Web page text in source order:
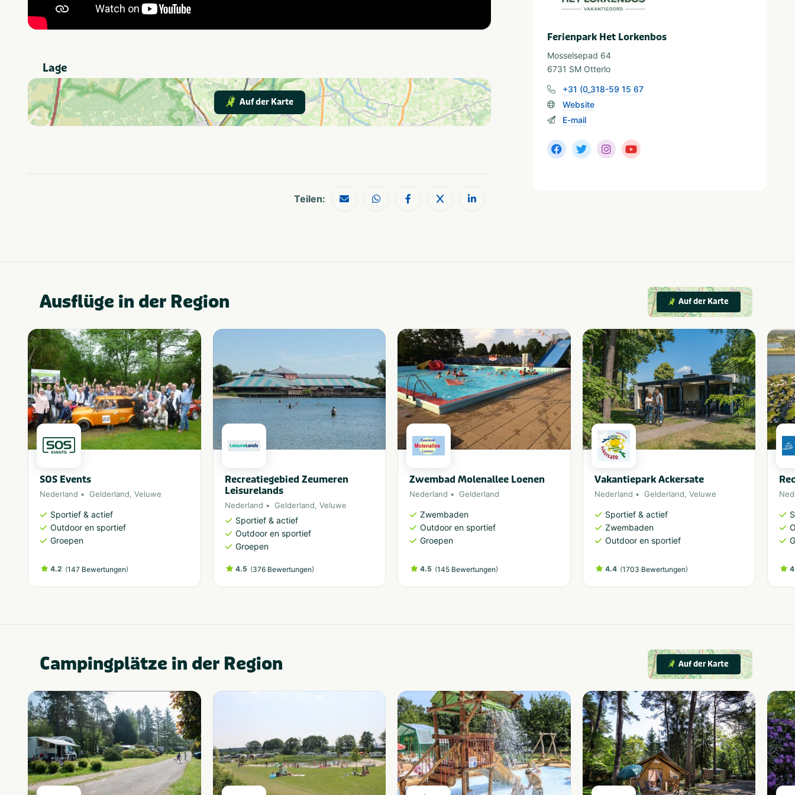
Lage
Auf der Karte
Teilen:
Ferienpark Het Lorkenbos
Mosselsepad 64
6731 SM Otterlo
+31 (0_318-59 15 67
Website
E-mail
Ausflüge in der Region Auf der Karte
SOS Events
Nederland Gelderland, Veluwe
Sportief & actief
Outdoor en sportief
Groepen
4.2 (147 Bewertungen)
Recreatiegebied Zeumeren
Leisurelands
Nederland Gelderland, Veluwe
Sportief & actief
Outdoor en sportief
Groepen
4.5 (376 Bewertungen)
Zwembad Molenallee Loenen
Nederland Gelderland
Zwembaden
Outdoor en sportief
Groepen
4.5 (145 Bewertungen)
Vakantiepark Ackersate
Nederland Gelderland, Veluwe
Sportief & actief
Zwembaden
Outdoor en sportief
4.4 (1703 Bewertungen)
Campingplätze in der Region Auf der Karte